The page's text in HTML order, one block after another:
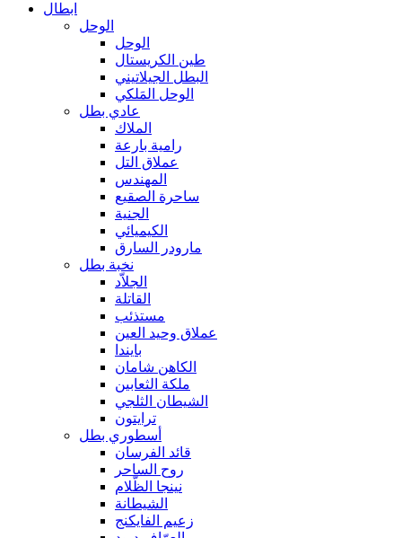
ابطال
الوحل
الوحل
طين الكريستال
البطل الجيلاتيني
الوحل المَلكي
عادي بطل
الملاك
رامية بارعة
عملاق التل
المهندس
ساحرة الصقيع
الجنية
الكيميائي
مارودر السارق
نخبة بطل
الجلاّد
القاتلة
مستذئب
عملاق وحيد العين
بايندا
الكاهن شامان
ملكة الثعابين
الشيطان الثلجي
ترايتون
أسطوري بطل
قائد الفرسان
روح الساحر
نينجا الظّلام
الشيطانة
زعيم الفايكنج